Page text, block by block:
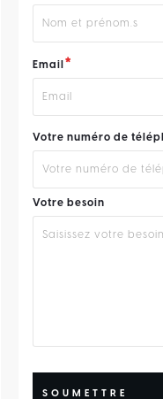
Email *
Votre numéro de
Votre besoin
SOUMETTRE